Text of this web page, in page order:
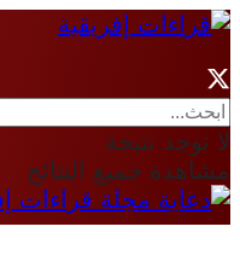
لا توجد نتيجة
مشاهدة جميع النتائج